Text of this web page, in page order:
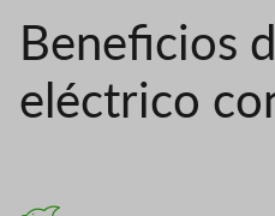
Beneficios
eléctrico